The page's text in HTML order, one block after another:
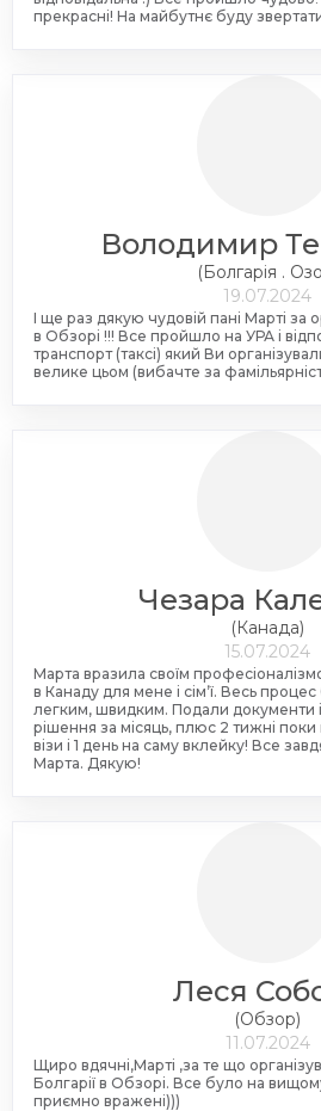
прекрасні! На майбутнє буду
Володимир
(Болгарія .
19.07.2024
І ще раз дякую чудовій пані Марті за
в Обзорі !!! Все пройшло на УРА і
транспорт (таксі) який Ви
велике цьом (вибачте за
Чезара
(Канада)
15.07.2024
Марта вразила своїм
в Канаду для мене і сімʼї. Весь
легким, швидким. Подали документи
рішення за місяць, плюс 2 тижні поки
візи і 1 день на саму вклейку! Все
Марта. Дякую!
Леся
(Обзор)
11.07.2024
Щиро вдячні,Марті ,за те що
Болгарії в Обзорі. Все було на вищому
приємно вражені)))